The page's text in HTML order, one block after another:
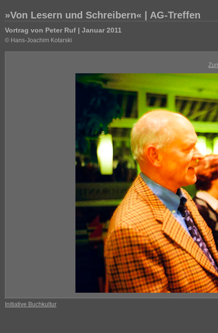
»Von Lesern und Schreibern« | AG-Treffen
Vortrag von Peter Ruf | Januar 2011
© Hans-Joachim Kotarski
Initiative Buchkultur